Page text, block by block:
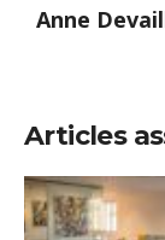
Anne
Articles